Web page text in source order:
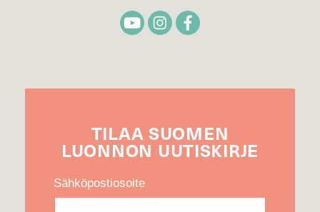
TILAA SUOMEN
LUONNON UUTIS­KIRJE
Sähköpostiosoite